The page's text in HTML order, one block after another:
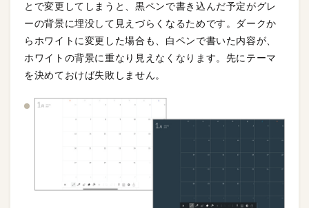
とで変更してしまうと、黒ペンで書き込んだ予定がグレ
ーの背景に埋没して見えづらくなるためです。ダークか
らホワイトに変更した場合も、白ペンで書いた内容が、
ホワイトの背景に重なり見えなくなります。先にテーマ
を決めておけば失敗しません。